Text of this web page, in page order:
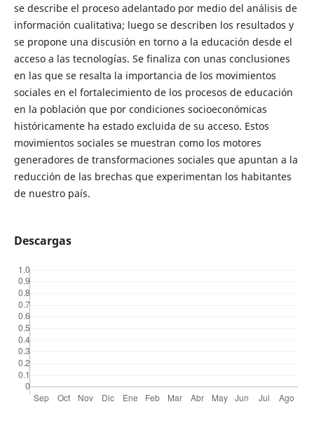
se describe el proceso adelantado por medio del análisis de
información cualitativa; luego se describen los resultados y
se propone una discusión en torno a la educación desde el
acceso a las tecnologías. Se finaliza con unas conclusiones
en las que se resalta la importancia de los movimientos
sociales en el fortalecimiento de los procesos de educación
en la población que por condiciones socioeconómicas
históricamente ha estado excluida de su acceso. Estos
movimientos sociales se muestran como los motores
generadores de transformaciones sociales que apuntan a la
reducción de las brechas que experimentan los habitantes
de nuestro país.
Descargas